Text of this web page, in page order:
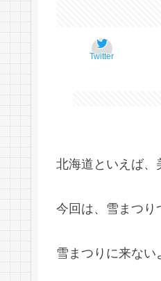
Twitter
北海道といえば、
今回は、雪まつり
雪まつりに来ない